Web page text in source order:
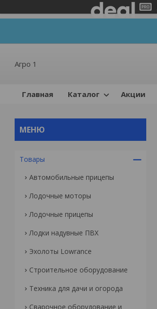
Агро 1
Главная Каталог Акции
Товары
Автомобильные прицепы
Лодочные моторы
Лодочные прицепы
Лодки надувные ПВХ
Эхолоты Lowrance
Строительное оборудование
Техника для дачи и огорода
Сварочное оборудование и